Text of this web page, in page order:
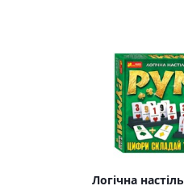
Логічна